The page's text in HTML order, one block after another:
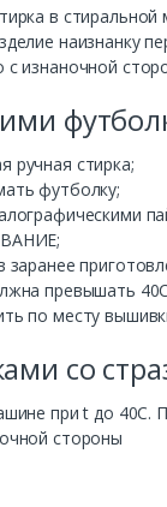
в стиральной
наизнанку
сизнаночной
ручная стирка;
футболку;
ВАНИЕ;
заранее приготов
превышать
по месту вышив
со
при tдо 40С.
стороны